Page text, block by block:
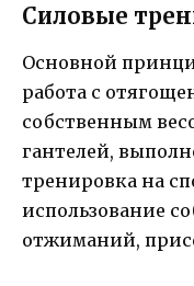
Силовые
Основной
работа с
собственным
гантелей,
тренировка на
использование
отжиманий,